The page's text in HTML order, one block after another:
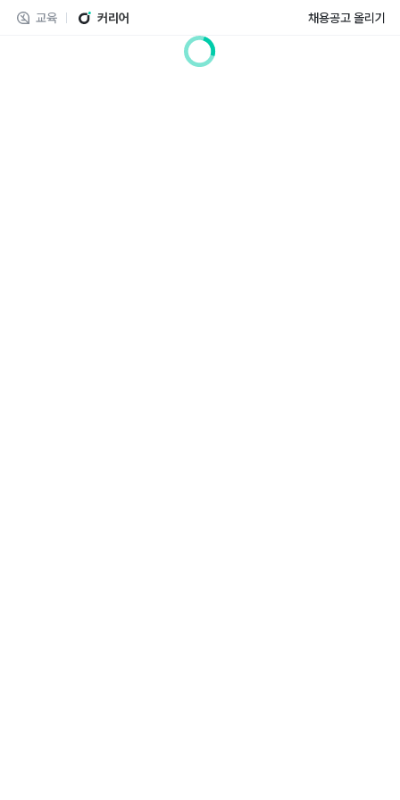
교육 커리어 채용공고 올리기